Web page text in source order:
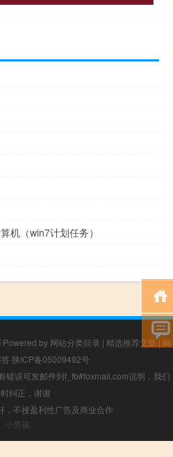
机（win7计划任务）
Powered by 网站分类目录 | 精选推荐文章| 网
陕ICP备05009492号
错误可发邮件到f_fb#foxmail.com说明，我们
纠正，谢谢
，不接盈利性广告及商业合作
小男孩